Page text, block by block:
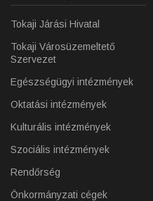
Tokaji Járási Hivatal
Tokaji Városüzemeltető
Szervezet
Egészségügyi intézmények
Oktatási intézmények
Kulturális intézmények
Szociális intézmények
Rendőrség
Önkormányzati cégek